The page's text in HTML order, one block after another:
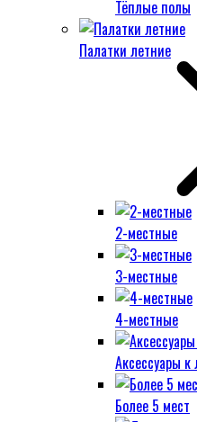
Тёплые полы
Палатки летние
2-местные
3-местные
4-местные
Аксессуары
Более 5 мест